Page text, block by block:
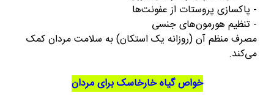
- پاکسازی پروستات از عفونت‌ها
- تنظیم هورمون‌های جنسی
مصرف منظم آن (روزانه یک استکان) به سلامت مردان کمک
می‌کند.
خواص گیاه خارخاسک برای مردان